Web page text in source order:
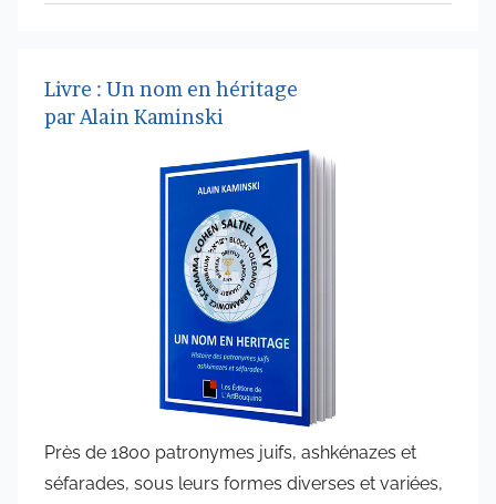
Livre : Un nom en héritage
par Alain Kaminski
Près de 1800 patronymes juifs, ashkénazes et
séfarades, sous leurs formes diverses et variées,